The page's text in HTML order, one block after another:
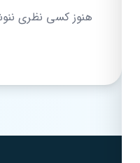
هنوز کسی نظری